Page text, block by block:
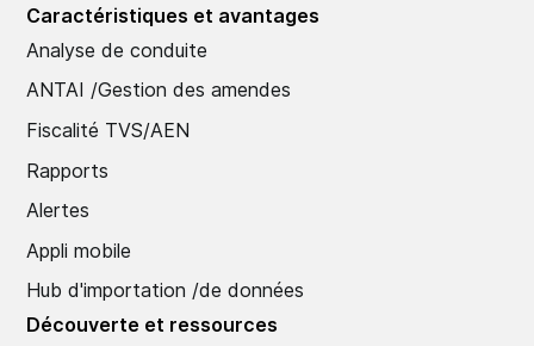
Caractéristiques et avantages
Analyse de conduite
ANTAI /Gestion des amendes
Fiscalité TVS/AEN
Rapports
Alertes
Appli mobile
Hub d'importation /de données
Découverte et ressources